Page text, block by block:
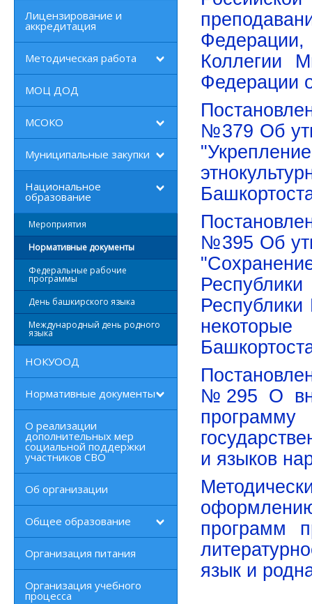
Лицензирование и
аккредитация
Методическая работа
МОЦ ДОД
МСОКО
Муниципальные закупки
Национальное
образование
Мероприятия
Нормативные документы
Федеральные рабочие
программы
День башкирского языка
Международный день родного
языка
НОКУООД
Нормативные документы
О реализации
дополнительных мер
социальной поддержки
участников СВО
Об организации
Общее образование
Организация питания
Организация учебного
процесса
Коллегии
Федерации
№379 Об
№395 Об
некоторые
№295 О
и языков
программ
язык и